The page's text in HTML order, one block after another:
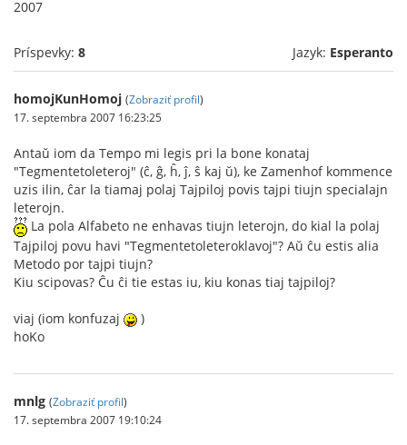
2007
Príspevky: 8 Jazyk: Esperanto
homojKunHomoj (Zobraziť profil)
17. septembra 2007 16:23:25
Antaŭ iom da Tempo mi legis pri la bone konataj
"Tegmentetoleteroj" (ĉ, ĝ, ĥ, ĵ, ŝ kaj ŭ), ke Zamenhof kommence
uzis ilin, ĉar la tiamaj polaj Tajpiloj povis tajpi tiujn specialajn
leterojn.
La pola Alfabeto ne enhavas tiujn leterojn, do kial la polaj
Tajpiloj povu havi "Tegmentetoleteroklavoj"? Aŭ ĉu estis alia
Metodo por tajpi tiujn?
Kiu scipovas? Ĉu ĉi tie estas iu, kiu konas tiaj tajpiloj?
viaj (iom konfuzaj
)
hoKo
mnlg (Zobraziť profil)
17. septembra 2007 19:10:24